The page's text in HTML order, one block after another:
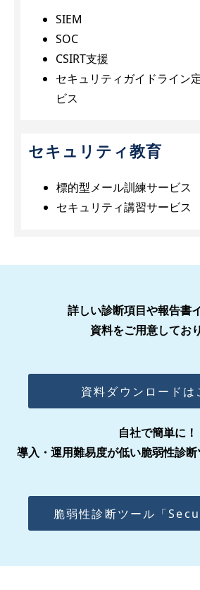
SIEM
SOC
CSIRT支援
セキュリティガイドライン
ビス
セキュリティ教育
標的型メール訓練サービス
セキュリティ講習サービス
詳しい診断項目や報告書
資料をご用意してお
資料ダウンロードは
自社で簡単に！
導入・運用難易度が低い脆弱性診
脆弱性診断ツール「